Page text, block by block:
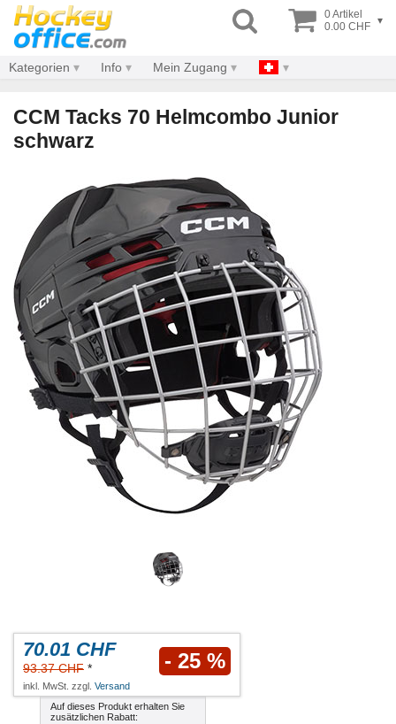
0 Artikel
0.00 CHF ▾
Kategorien Info Mein Zugang
CCM Tacks 70 Helmcombo Junior
schwarz
70.01 CHF
93.37 CHF * - 25 %
inkl. MwSt. zzgl. Versand
Auf dieses Produkt erhalten Sie
zusätzlichen Rabatt: